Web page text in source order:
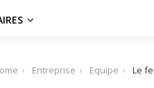
Entreprise Equipe Le